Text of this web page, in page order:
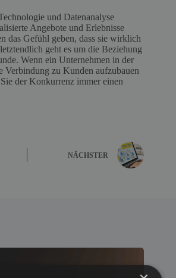
und Datenanalyse
Angebote und Erlebnisse
das Gefühl geben, dass sie wirklich
geht es um die Beziehung
Wenn ein Unternehmen in der
Verbindung zu Kunden aufzubauen
der Konkurrenz immer einen
NÄCHSTER